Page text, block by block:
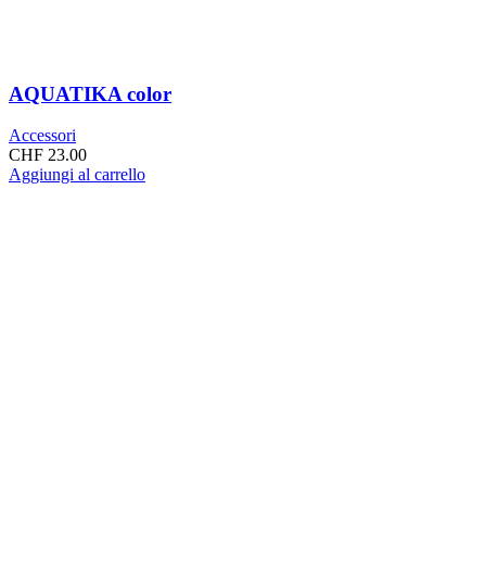
AQUATIKA color
Accessori
CHF 23.00
Aggiungi al carrello